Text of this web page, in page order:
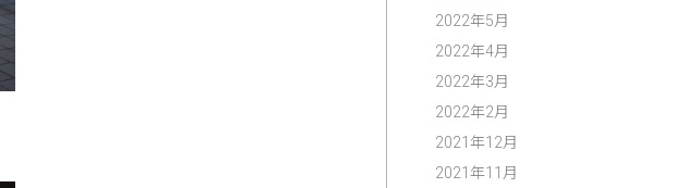
2022年5月
2022年4月
2022年3月
2022年2月
2021年12月
2021年11月